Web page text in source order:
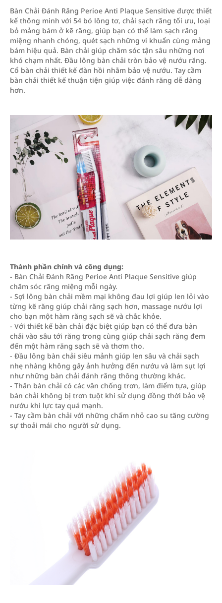
Bàn Chải Đánh Răng Perioe Anti Plaque Sensitive được thiết
kế thông minh với 54 bó lông tơ, chải sạch răng tối ưu, loại
bỏ mảng bám ở kẽ răng, giúp bạn có thể làm sạch răng
miệng nhanh chóng, quét sạch những vi khuẩn cùng mảng
bám hiệu quả. Bàn chải giúp chăm sóc tận sâu những nơi
khó chạm nhất. Đầu lông bàn chải tròn bảo vệ nướu răng.
Cổ bàn chải thiết kế đàn hồi nhằm bảo vệ nướu. Tay cầm
bàn chải thiết kế thuận tiện giúp việc đánh răng dễ dàng
hơn.
Thành phần chính và công dụng:
- Bàn Chải Đánh Răng Perioe Anti Plaque Sensitive giúp
chăm sóc răng miệng mỗi ngày.
- Sợi lông bàn chải mềm mại không đau lợi giúp len lỏi vào
từng kẽ răng giúp chải răng sạch hơn, massage nướu lợi
cho bạn một hàm răng sạch sẽ và chắc khỏe.
- Với thiết kế bàn chải đặc biệt giúp bạn có thể đưa bàn
chải vào sâu tới răng trong cùng giúp chải sạch răng đem
đến một hàm răng sạch sẽ và thơm tho.
- Đầu lông bàn chải siêu mảnh giúp len sâu và chải sạch
nhẹ nhàng không gây ảnh hưởng đến nướu và làm sụt lợi
như những bàn chải đánh răng thông thường khác.
- Thân bàn chải có các vân chống trơn, làm điểm tựa, giúp
bàn chải không bị trơn tuột khi sử dụng đồng thời bảo vệ
nướu khi lực tay quá mạnh.
- Tay cầm bàn chải với những chấm nhỏ cao su tăng cường
sự thoải mái cho người sử dụng.